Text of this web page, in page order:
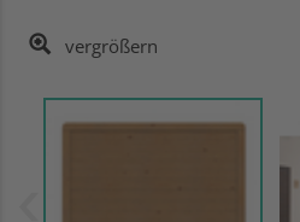
vergrößern